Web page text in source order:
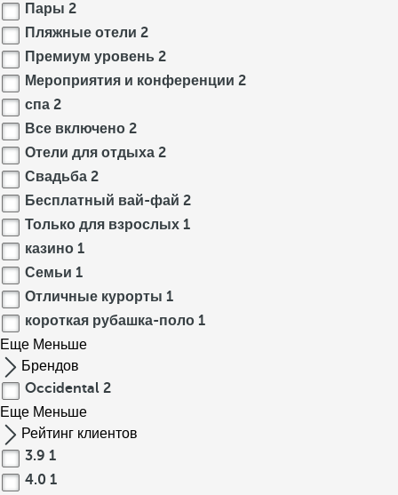
Пары 2
Пляжные отели 2
Премиум уровень 2
Мероприятия и конференции 2
спа 2
Все включено 2
Отели для отдыха 2
Свадьба 2
Бесплатный вай-фай 2
Только для взрослых 1
казино 1
Семьи 1
Отличные курорты 1
короткая рубашка-поло 1
Еще Меньше
Брендов
Occidental 2
Еще Меньше
Рейтинг клиентов
3.9 1
4.0 1